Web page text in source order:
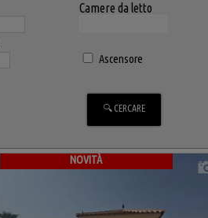
Camere da letto
Ascensore
NOVITÀ